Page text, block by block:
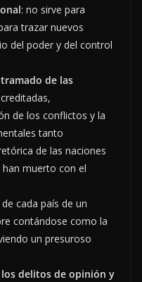
: no sirve para
trazar nuevos
del poder y del control
de las
de los conflictos y la
tanto
de las naciones
han muerto con el
cada país de un
contándose como la
un presuroso
delitos de opinión y